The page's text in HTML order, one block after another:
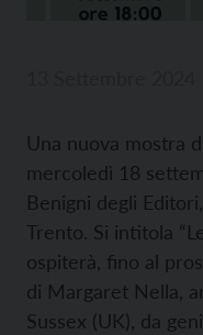
Una nuova mostra
mercoledì 18
Benigni degli
Trento. Si intitola
ospiterà, fino al
di Margaret Nella,
Sussex (UK), da